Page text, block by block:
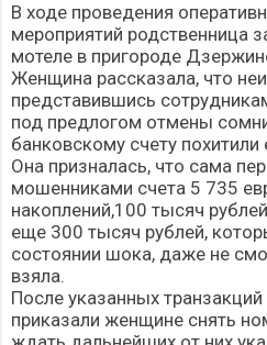
В ходе проведения
мероприятий родственница
мотеле в пригороде
Женщина рассказала, что
представившись
под предлогом отмены
банковскому счету
Она призналась, что сама
мошенниками счета 5 735
накоплений,100 тысяч
еще 300 тысяч рублей,
состоянии шока, даже не
взяла.
После указанных
приказали женщине снять